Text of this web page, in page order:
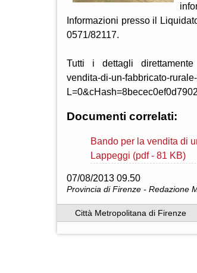
Informazioni presso il
0571/82117.
Tutti i dettagli
vendita-di-un-fabbricato-
Documenti correlati:
Bando per la vendita di
Lappeggi (pdf - 81 KB)
07/08/2013 09.50
Provincia di Firenze - Redazione
Città Metropolitana di Firenze